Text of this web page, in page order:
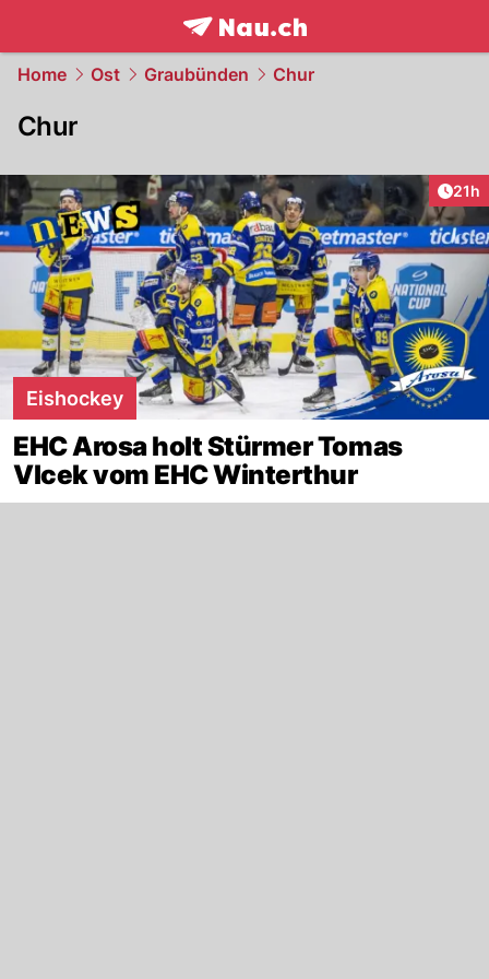
frontpage.NAU.ch
Home Ost Graubünden Chur
Chur
21h
Eishockey
EHC Arosa holt Stürmer Tomas
Vlcek vom EHC Winterthur